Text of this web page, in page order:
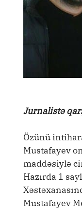
Jurnalistə
Özünü
Mustafayev
maddəsiylə
Hazırda 1
Mustafayev